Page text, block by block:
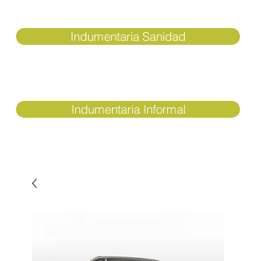
Indumentaria Sanidad
Indumentaria Informal